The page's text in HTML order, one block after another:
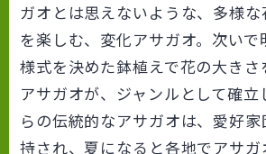
ガオとは思えないような、多様
を楽しむ、変化アサガオ。次いで
様式を決めた鉢植えで花の大き
アサガオが、ジャンルとして確
らの伝統的なアサガオは、愛好
持され、夏になると各地でアサ